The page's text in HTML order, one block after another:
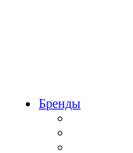
Бренды